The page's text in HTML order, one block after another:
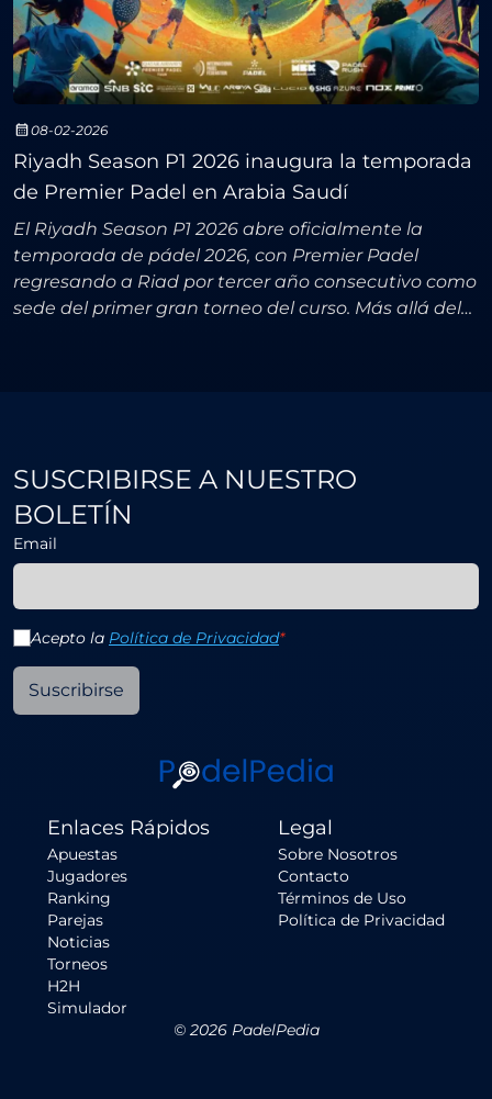
08-02-2026
Riyadh Season P1 2026 inaugura la temporada
de Premier Padel en Arabia Saudí
El Riyadh Season P1 2026 abre oficialmente la
temporada de pádel 2026, con Premier Padel
regresando a Riad por tercer año consecutivo como
sede del primer gran torneo del curso. Más allá del
SUSCRIBIRSE A NUESTRO
BOLETÍN
Email
Acepto la Política de Privacidad*
Suscribirse
Enlaces Rápidos
Apuestas
Jugadores
Ranking
Parejas
Noticias
Torneos
H2H
Simulador
Legal
Sobre Nosotros
Contacto
Términos de Uso
Política de Privacidad
© 2026PadelPedia